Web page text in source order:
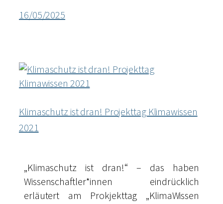
16/05/2025
Klimaschutz ist dran! Projekttag Klimawissen
2021
„Klimaschutz ist dran!“ – das haben
Wissenschaftler*innen eindrücklich
erläutert am Prokjekttag „KlimaWissen